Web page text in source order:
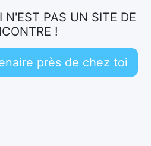
N'EST PAS UN SITE DE
!
près de chez toi